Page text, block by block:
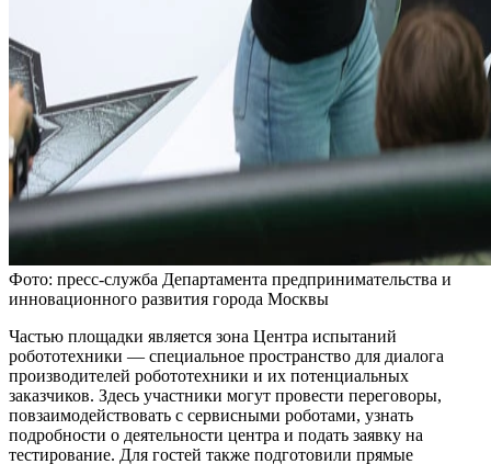
Фото: пресс-служба Департамента предпринимательства и
инновационного развития города Москвы
Частью площадки является зона Центра испытаний
робототехники — специальное пространство для диалога
производителей робототехники и их потенциальных
заказчиков. Здесь участники могут провести переговоры,
повзаимодействовать с сервисными роботами, узнать
подробности о деятельности центра и подать заявку на
тестирование. Для гостей также подготовили прямые